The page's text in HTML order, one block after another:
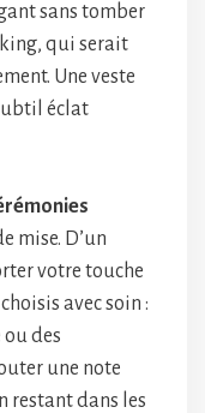
sans tomber
qui serait
Une veste
éclat
mise. D’un
votre touche
avec soin :
des
une note
restant dans les